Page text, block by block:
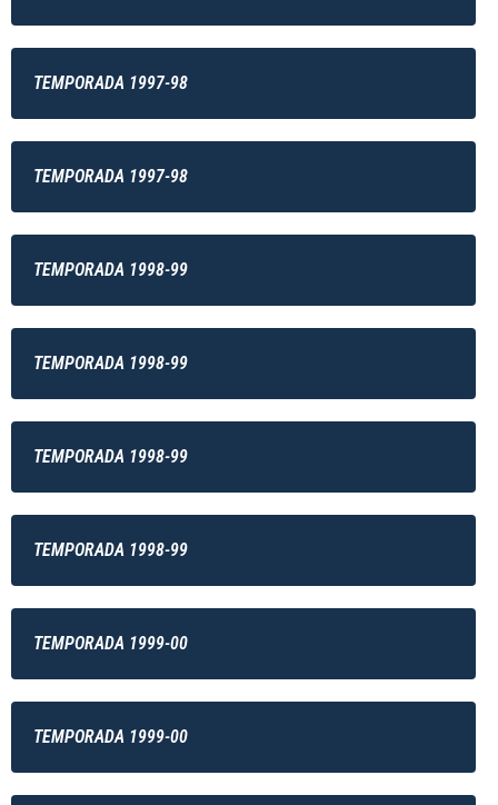
TEMPORADA 1997-98
TEMPORADA 1997-98
TEMPORADA 1998-99
TEMPORADA 1998-99
TEMPORADA 1998-99
TEMPORADA 1998-99
TEMPORADA 1999-00
TEMPORADA 1999-00